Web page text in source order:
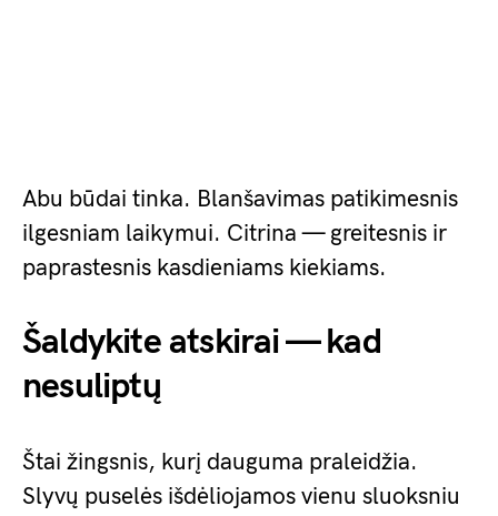
Abu būdai tinka. Blanšavimas patikimesnis
ilgesniam laikymui. Citrina — greitesnis ir
paprastesnis kasdieniams kiekiams.
Šaldykite atskirai — kad
nesuliptų
Štai žingsnis, kurį dauguma praleidžia.
Slyvų puselės išdėliojamos vienu sluoksniu